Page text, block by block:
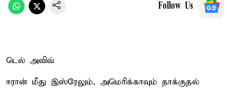
Follow Us
டெல் அவிவ்
ஈரான் மீது இஸ்ரேலும், அமெரிக்காவும் தாக்குதல்